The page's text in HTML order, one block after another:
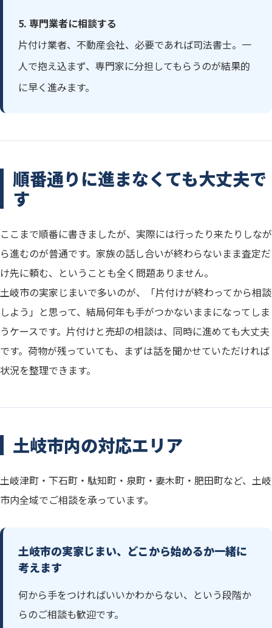
5. 専門業者に相談する
片付け業者、不動産会社、必要であれば司法書士。一
人で抱え込まず、専門家に分担してもらうのが結果的
に早く進みます。
順番通りに進まなくても大丈夫で
す
ここまで順番に書きましたが、実際には行ったり来たりしなが
ら進むのが普通です。家族の話し合いが終わらないまま査定だ
け先に頼む、ということも全く問題ありません。
土岐市の実家じまいで多いのが、「片付けが終わってから相談
しよう」と思って、結局何年も手がつかないままになってしま
うケースです。片付けと売却の相談は、同時に進めても大丈夫
です。荷物が残っていても、まずは話を聞かせていただければ
状況を整理できます。
土岐市内の対応エリア
土岐津町・下石町・駄知町・泉町・妻木町・肥田町など、土岐
市内全域でご相談を承っています。
土岐市の実家じまい、どこから始めるか一緒に
考えます
何から手をつければいいかわからない、という段階か
らのご相談も歓迎です。